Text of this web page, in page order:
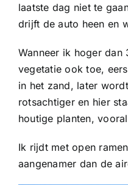
laatste dag niet te
drijft de auto heen en
Wanneer ik hoger dan
vegetatie ook toe,
in het zand, later
rotsachtiger en hier
houtige planten,
Ik rijdt met open
aangenamer dan de